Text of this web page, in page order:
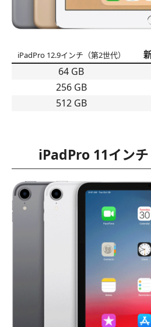
iPadPro 12.9インチ（第2世代）
64 GB
256 GB
512 GB
iPadPro 11インチ